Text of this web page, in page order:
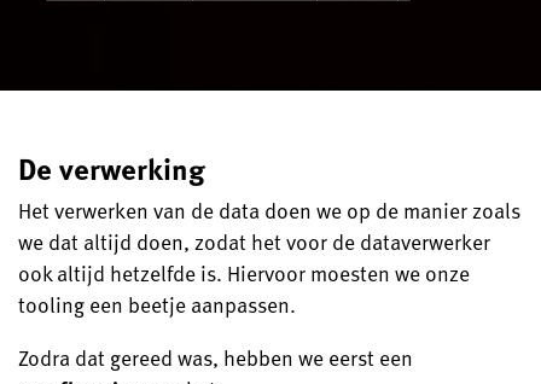
De verwerking
Het verwerken van de data doen we op de manier zoals
we dat altijd doen, zodat het voor de dataverwerker
ook altijd hetzelfde is. Hiervoor moesten we onze
tooling een beetje aanpassen.
Zodra dat gereed was, hebben we eerst een